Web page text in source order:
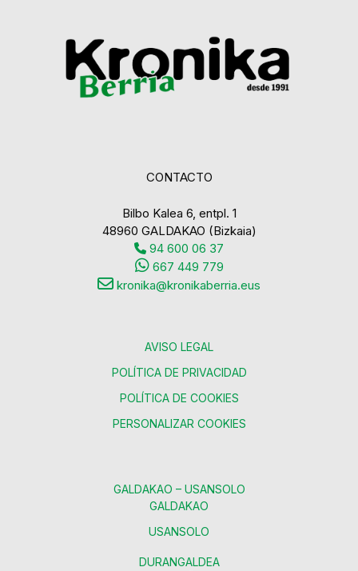
CONTACTO
Bilbo Kalea 6, entpl. 1
48960 GALDAKAO (Bizkaia)
94 600 06 37
667 449 779
kronika@kronikaberria.eus
AVISO LEGAL
POLÍTICA DE PRIVACIDAD
POLÍTICA DE COOKIES
PERSONALIZAR COOKIES
GALDAKAO – USANSOLO
GALDAKAO
USANSOLO
DURANGALDEA